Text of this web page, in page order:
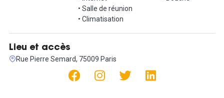
découvrir tous les avantages de cet espace professionnel.
• Salle de réunion
• Climatisation
Lieu et accès
Rue Pierre Semard, 75009 Paris